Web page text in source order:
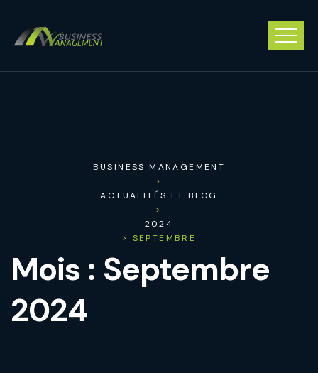
BUSINESS MANAGEMENT
>
ACTUALITÉS ET BLOG
>
2024
> SEPTEMBRE
Mois : Septembre
2024